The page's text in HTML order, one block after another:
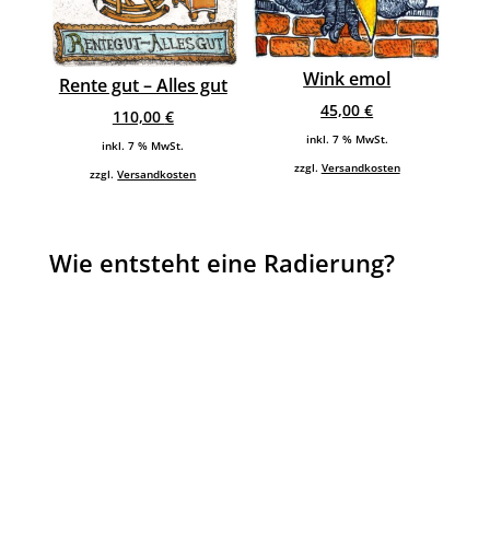
Rente gut – Alles gut
110,00 €
inkl. 7 % MwSt.
zzgl.Versandkosten
Wink emol
45,00€
inkl. 7 % MwSt.
zzgl. Versandkosten
Wie entsteht eine Radierung?